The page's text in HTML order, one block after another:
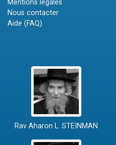
Mentions légales
Nous contacter
Aide (FAQ)
Rav Aharon L. STEINMAN